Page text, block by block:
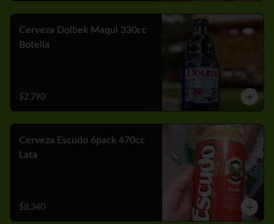
Cerveza Dolbek Maqui 330cc
Botella
$2.790
Cerveza Escudo 6pack 470cc
Lata
$8.340